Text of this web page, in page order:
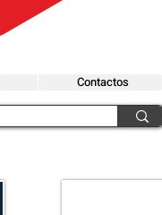
Contactos